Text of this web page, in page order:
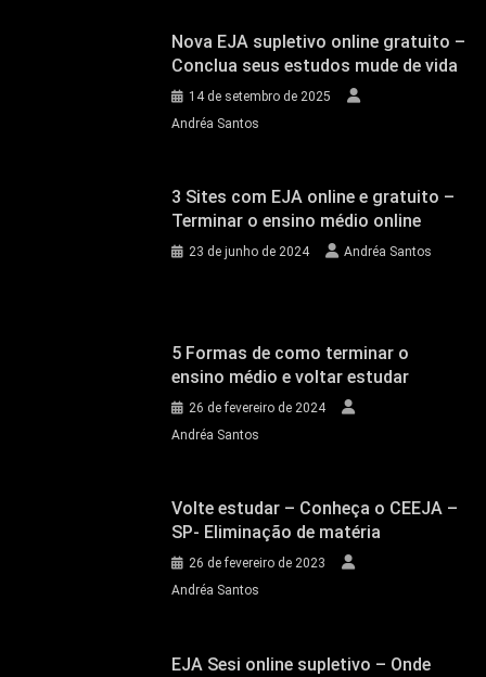
Nova EJA supletivo online gratuito –
Conclua seus estudos mude de vida
14 de setembro de 2025
Andréa Santos
3 Sites com EJA online e gratuito –
Terminar o ensino médio online
23 de junho de 2024 Andréa Santos
5 Formas de como terminar o
ensino médio e voltar estudar
26 de fevereiro de 2024
Andréa Santos
Volte estudar – Conheça o CEEJA –
SP- Eliminação de matéria
26 de fevereiro de 2023
Andréa Santos
EJA Sesi online supletivo – Onde